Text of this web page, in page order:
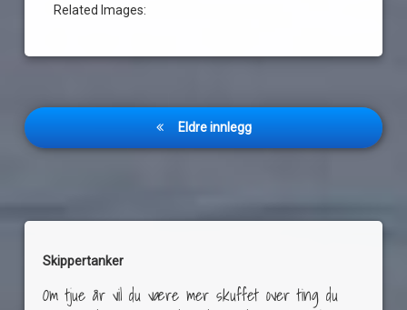
Related Images:
Innleggnavigasjon
Eldre innlegg
Skippertanker
Om tjue år vil du være mer skuffet over ting du